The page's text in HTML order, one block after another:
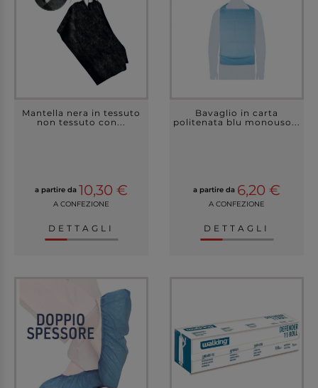
Mantella nera in tessuto
non tessuto con...
a partire da 10,30 €
A CONFEZIONE
DETTAGLI
Bavaglio in carta
politenata blu monouso...
a partire da 6,20 €
A CONFEZIONE
DETTAGLI